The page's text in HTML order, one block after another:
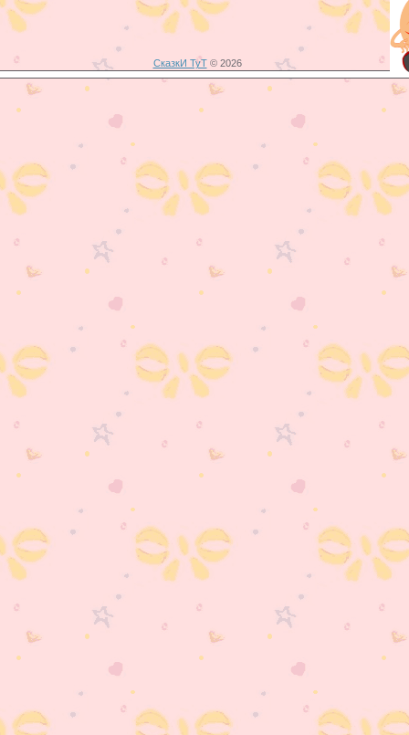
СказкИ ТуТ© 2026